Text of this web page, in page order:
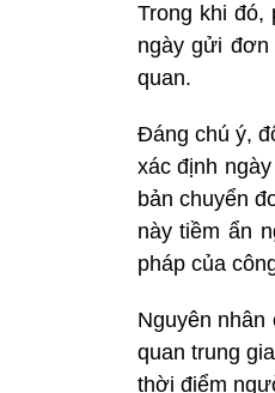
Trong khi đó,
ngày gửi
quan.
Đáng chú ý,
xác định
bản chuyển
này tiềm ẩn
pháp của
Nguyên
quan trung
thời điểm